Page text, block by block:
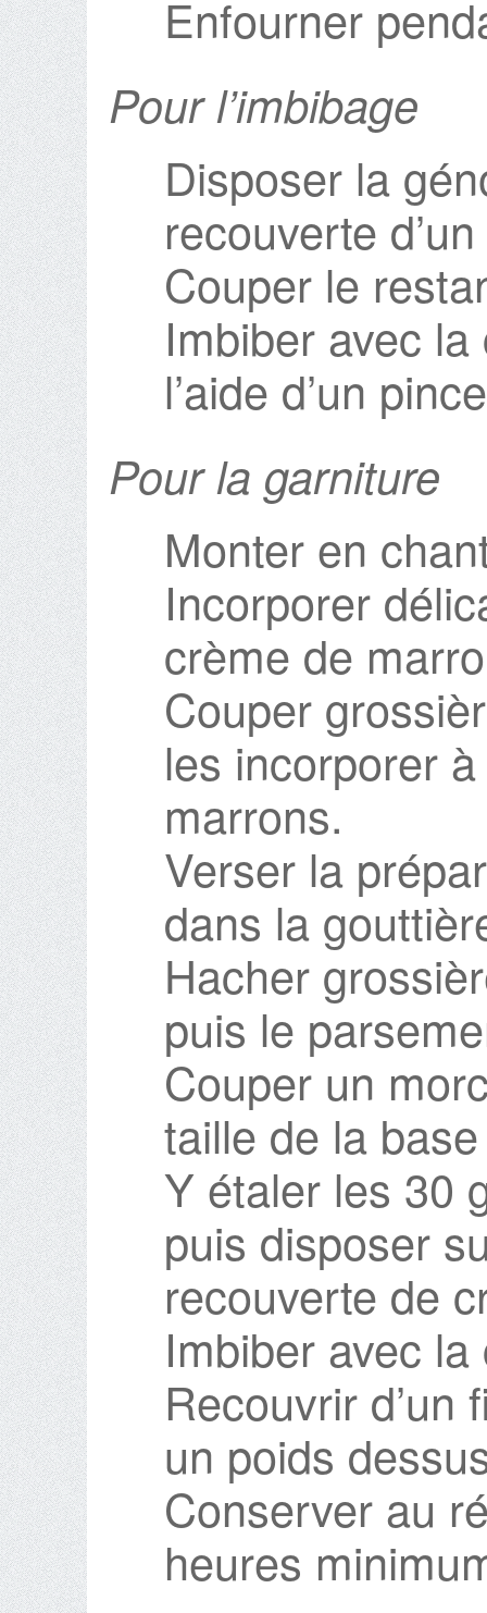
Enfourner
Pour l’imbibage
Disposer la
recouverte
Couper le
Imbiber avec
l’aide d’un
Pour la garniture
Monter en
Incorporer
crème de
Couper
les incorporer
marrons.
Verser la
dans la
Hacher
puis le
Couper un
taille de la
Y étaler les 30
puis disposer
recouverte de
Imbiber avec
Recouvrir
un poids
Conserver au
heures